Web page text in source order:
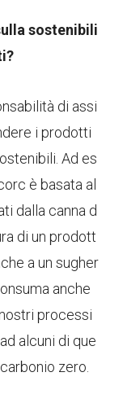
sostenibili
di assi
i prodotti
Ad es
è basata al
​​dalla canna d
di un prodott
a un sugher
anche
processi
alcuni di que
zero.